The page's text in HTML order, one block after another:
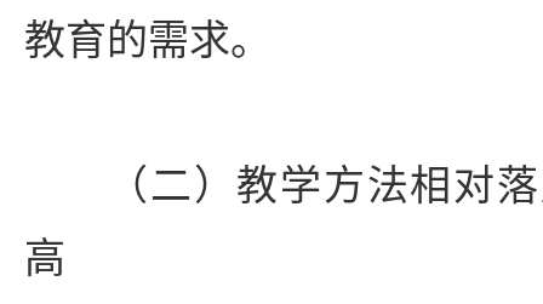
教育的需求。
（二）教学方法相对
高